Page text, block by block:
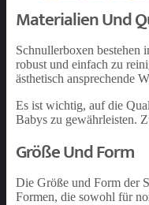
Materialien Und
Schnullerboxen
robust und einfach zu
ästhetisch ansprechende
Es ist wichtig, auf die
Babys zu gewährleisten.
Größe Und Form
Die Größe und Form der
Formen, die sowohl für